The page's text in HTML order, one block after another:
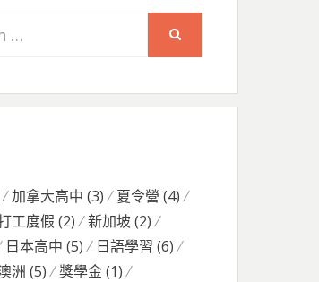
加拿大高中 (3) 夏令營 (4)
工度假 (2) 新加坡(2)
日本高中 (5) 日語學習 (6)
洲 (5) 獎學金(1)